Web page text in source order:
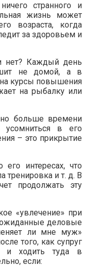
странного и
жизнь может
возраста, когда
за здоровьем и
нет? Каждый день
не домой, а в
на курсы повышения
на рыбалку или
больше времени
в его
– это прикрытие
его интересах, что
тренировка и т. д. В
продолжать эту
«увлечение» при
деловые
ли мне муж»
того, как супруг
и ходить туда в
если: